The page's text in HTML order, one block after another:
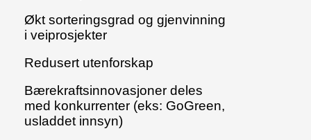
Økt sorteringsgrad og gjenvinning
i veiprosjekter
Redusert utenforskap
Bærekraftsinnovasjoner deles
med konkurrenter (eks: GoGreen,
usladdet innsyn)